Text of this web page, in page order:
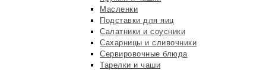
Масленки
Подставки для яиц
Салатники и соусники
Сахарницы и сливочники
Сервировочные блюда
Тарелки и чаши